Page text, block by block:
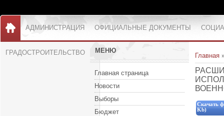
АДМИНИСТРАЦИЯ ОФИЦИАЛЬНЫЕ ДОКУМЕНТЫ
ГРАДОСТРОИТЕЛЬСТВО МЕНЮ
Главная страница
Новости
Выборы
Бюджет
Главная
Скачать
Kb)